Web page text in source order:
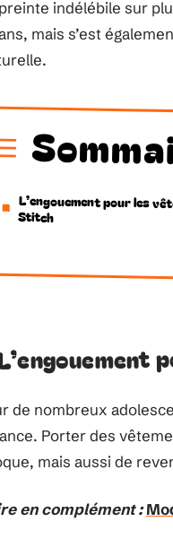
indélébile sur
mais s’est
L’engouement pour les
Stitch
de nombreux
Porter des
mais aussi de
en complément :